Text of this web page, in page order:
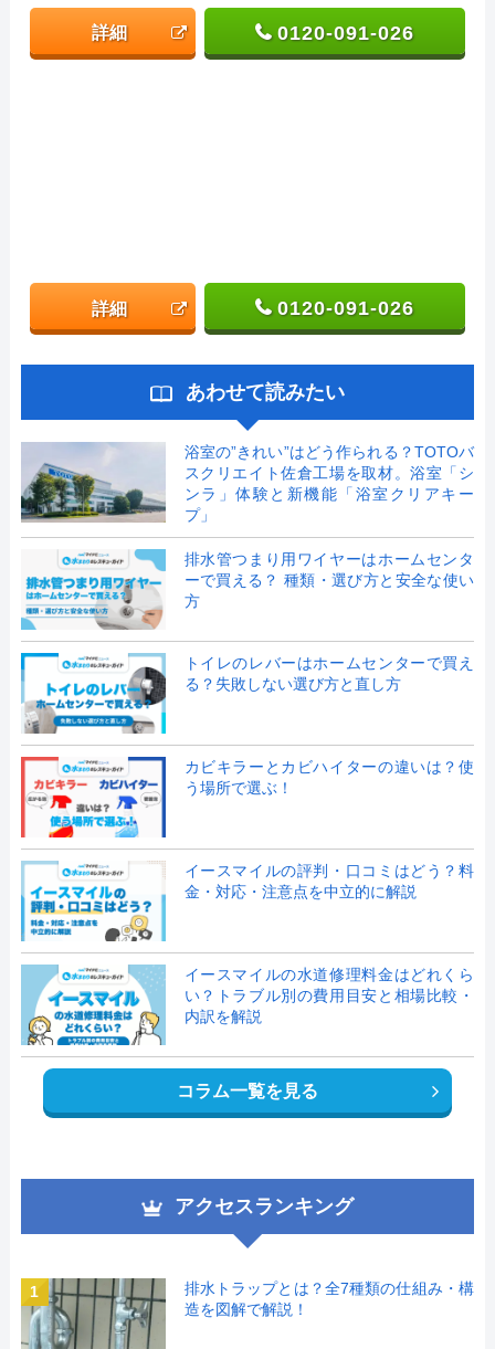
詳細 0120-091-026
詳細 0120-091-026
あわせて読みたい
浴室の”きれい”はどう作られる？TOTOバ
スクリエイト佐倉工場を取材。浴室「シ
ンラ」体験と新機能「浴室クリアキー
プ」
排水管つまり用ワイヤーはホームセンタ
ーで買える？ 種類・選び方と安全な使い
方
トイレのレバーはホームセンターで買え
る？失敗しない選び方と直し方
カビキラーとカビハイターの違いは？使
う場所で選ぶ！
イースマイルの評判・口コミはどう？料
金・対応・注意点を中立的に解説
イースマイルの水道修理料金はどれくら
い？トラブル別の費用目安と相場比較・
内訳を解説
コラム一覧を見る
アクセスランキング
1
排水トラップとは？全7種類の仕組み・構
造を図解で解説！